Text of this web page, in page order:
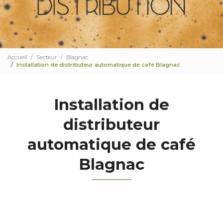
Accueil Secteur
Blagnac
Installation de distributeur automatique de café Blagnac
Installation de
distributeur
automatique de café
Blagnac